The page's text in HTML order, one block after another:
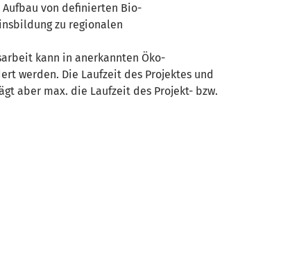
von definierten Bio-
zu regionalen
kann in anerkannten Öko-
werden. Die Laufzeit des Projektes und
aber max. die Laufzeit des Projekt- bzw.